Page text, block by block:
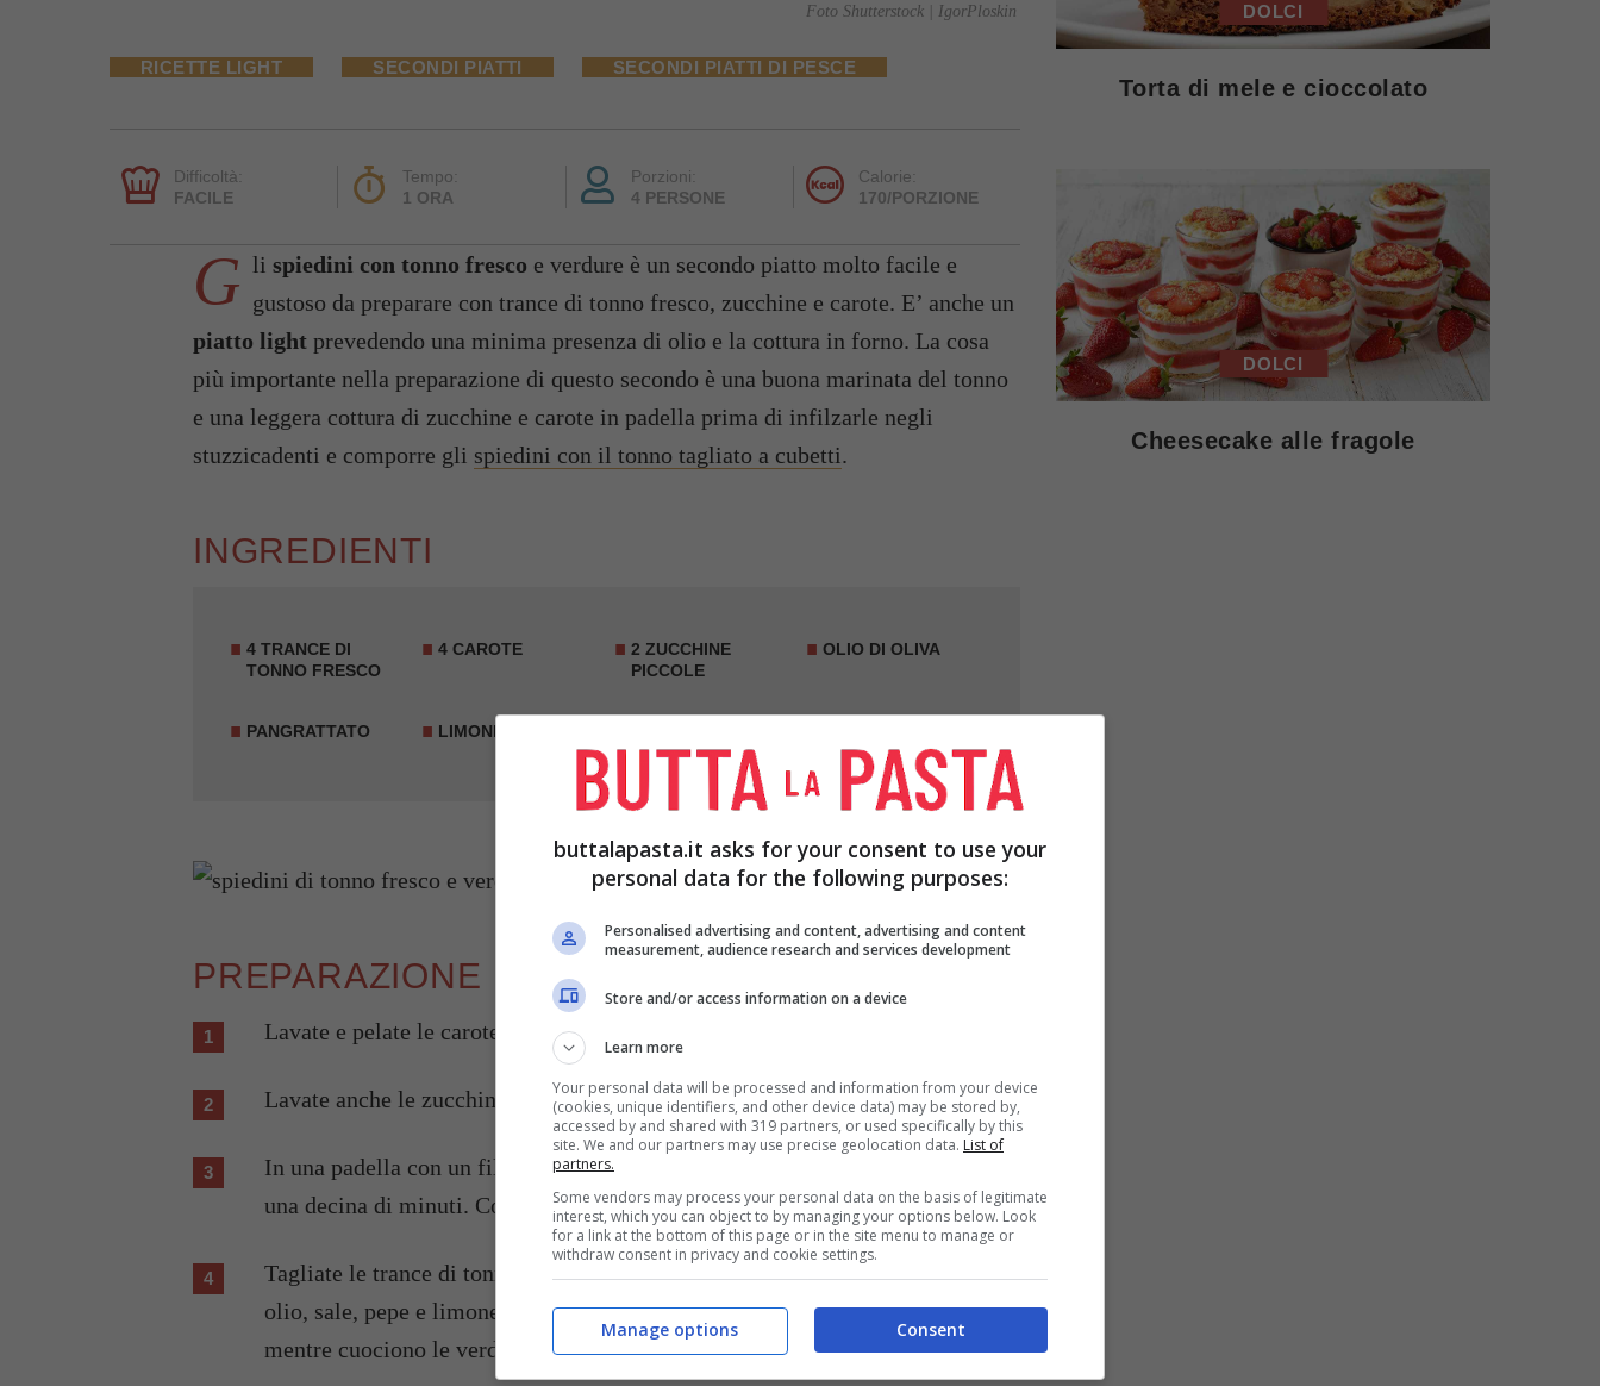
Foto Shutterstock | IgorPloskin
RICETTE LIGHT SECONDI PIATTI SECONDI PIATTI DI PESCE
Difficoltà:
FACILE
Tempo:
1 ORA
Porzioni:
4 PERSONE
Calorie:
170/PORZIONE
G li spiedini con tonno fresco e verdure è un secondo piatto molto facile e
gustoso da preparare con trance di tonno fresco, zucchine e carote. E’ anche un
piatto light prevedendo una minima presenza di olio e la cottura in forno. La cosa
più importante nella preparazione di questo secondo è una buona marinata del tonno
e una leggera cottura di zucchine e carote in padella prima di infilzarle negli
stuzzicadenti e comporre gli spiedini con il tonno tagliato a cubetti.
INGREDIENTI
4 TRANCE DI
TONNO FRESCO
4 CAROTE
2 ZUCCHINE
PICCOLE
OLIO DI OLIVA
PANGRATTATO LIMONE
PREPARAZIONE
Lavate e pelate le carote, poi tagliatele a
Lavate anche le zucchine e tagliatele a rondellecome le carote.
In una padella con un filo di olio fate cuocere le verdure con coperchio per
una decina di minuti. Completerete la cottura in seguito.
Tagliate le trance di tonno a cubettie metteteli in una ciotola con un filo di
olio, sale, pepe e limone. Lasciate nella marinata per almeno 15 minuti
mentre cuociono le verdure.
DOLCI
Torta di mele e cioccolato
DOLCI
Cheesecake alle fragole
buttalapasta.it asks for your consent to use your
personal data for the following purposes:
Personalised advertising and content, advertising and content
measurement, audience research and services development
Store and/or access information on a device
Learn more
Your personal data will be processed and information from your device
(cookies, unique identifiers, and other device data) may be stored by,
accessed by and shared with 319 partners, or used specifically by this
site. We and our partners may use precise geolocation data. List of
partners.
Some vendors may process your personal data on the basis of legitimate
interest, which you can object to by managing your options below. Look
for a link at the bottom of this page or in the site menu to manage or
withdraw consent in privacy and cookie settings.
Consent
Manage options